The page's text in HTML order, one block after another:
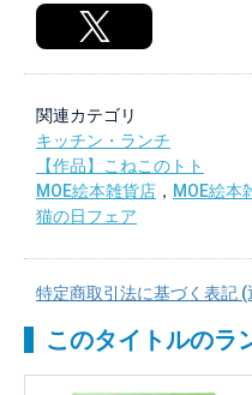
関連カテゴリ
キッチン・ランチ
【作品】こねこのトト
MOE絵本雑貨店 ， MOE絵本
猫の日フェア
特定商取引法に基づく表記 (
このタイトルのラ